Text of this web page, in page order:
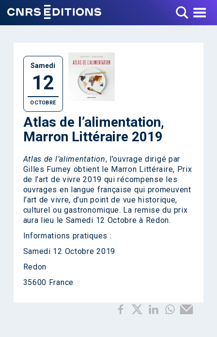
Toggle Menu
Samedi
12
OCTOBRE
Atlas de l’alimentation,
Marron Littéraire 2019
Atlas de l’alimentation, l’ouvrage dirigé par
Gilles Fumey obtient le Marron Littéraire, Prix
de l’art de vivre 2019 qui récompense les
ouvrages en langue française qui promeuvent
l’art de vivre, d’un point de vue historique,
culturel ou gastronomique. La remise du prix
aura lieu le Samedi 12 Octobre à Redon.
Informations pratiques :
Samedi 12 Octobre 2019
Redon
35600 France